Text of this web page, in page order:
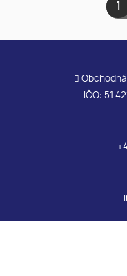
1
Obchodná
IČO: 51